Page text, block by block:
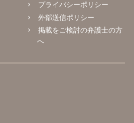
プライバシーポリシー
外部送信ポリシー
掲載をご検討の弁護士の方
へ